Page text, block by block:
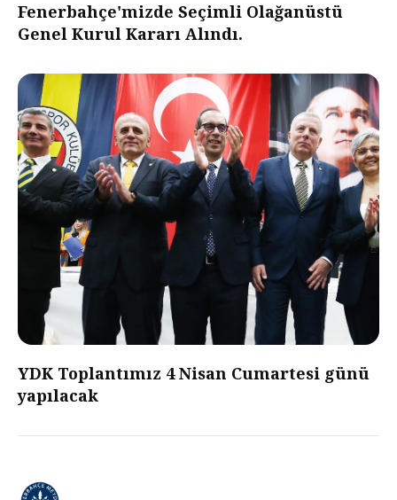
Fenerbahçe'mizde Seçimli Olağanüstü
Genel Kurul Kararı Alındı.
YDK Toplantımız 4 Nisan Cumartesi günü
yapılacak